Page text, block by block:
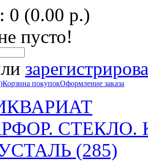
0 (0.00 р.)
пусто!
Корзина покупокОформление заказа
(285)